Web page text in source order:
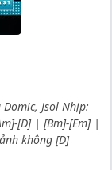
Domic, Jsol Nhịp:
[D] | [Bm]-[Em] |
không [D]